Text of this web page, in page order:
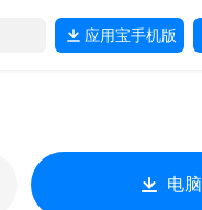
应用宝手机版
电脑